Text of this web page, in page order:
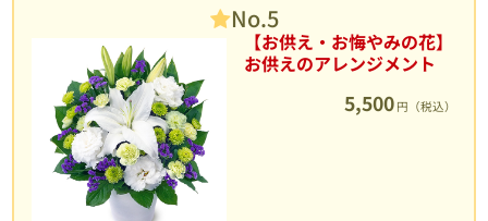
No.5
【お供え・お悔やみの花】
お供えのアレンジメント
5,500 円（税込）